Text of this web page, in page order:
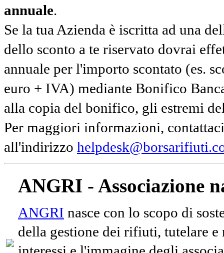
annuale.
Se la tua Azienda è iscritta ad una
dello sconto a te riservato dovrai
annuale per l'importo scontato (es.
euro + IVA) mediante Bonifico
alla copia del bonifico, gli estremi
Per maggiori informazioni,
all'indirizzo
ANGRI - Associazione
ANGRI nasce con lo scopo di
della gestione dei rifiuti, tutelare e